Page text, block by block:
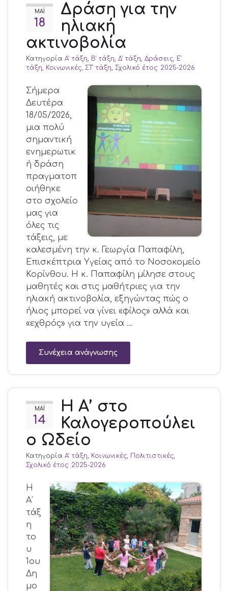
ΜΆΙ
18
Δράση για την
ηλιακή
ακτινοβολία
Κατηγορία Α' τάξη, Β' τάξη, Δ' τάξη, Δράσεις, Ε'
τάξη, Κοινωνικές, ΣΤ' τάξη, Σχολικό έτος: 2025-2026
Σήμερα
Δευτέρα
18/05/2026,
μια πολύ
σημαντική
ενημερωτικ
ή δράση
πραγματοπ
οιήθηκε
στο σχολείο
μας για
όλες τις
τάξεις, με
καλεσμένη την κ. Γεωργία Παπαφίλη,
Επισκέπτρια Υγείας από το Νοσοκομείο
Κορίνθου. Η κ. Παπαφίλη μίλησε στους
μαθητές και στις μαθήτριες για την
ηλιακή ακτινοβολία, εξηγώντας πώς ο
ήλιος μπορεί να γίνει «φίλος» αλλά και
«εχθρός» για την υγεία …
Συνέχεια ανάγνωσης
ΜΆΙ
14
Η Α’ στο
Καλογεροπούλει
ο Ωδείο
Κατηγορία Α' τάξη, Κοινωνικές, Πολιτιστικές,
Σχολικό έτος: 2025-2026
Η
Α’
τάξ
η
το
υ
1ου
Δη
μο